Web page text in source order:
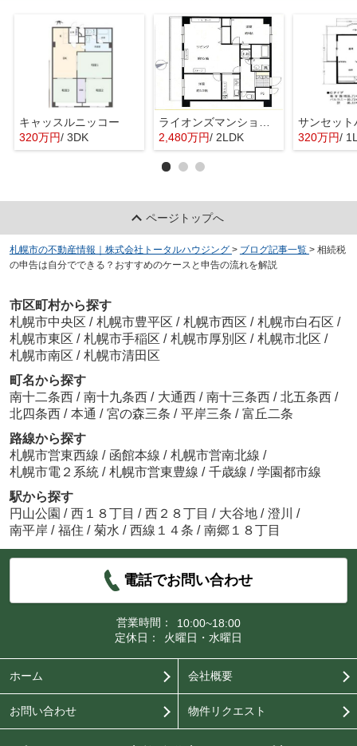
キャッスルニッコー
320万円/ 3DK
2,480万円/ 2LDK 320万円/
ページトップへ
札幌市の不動産情報｜株式会社トータルハウジング > ブログ記事一覧 > 相続税
の申告は自分でできる？おすすめのケースと申告の流れを解説
市区町村から探す
札幌市中央区 / 札幌市豊平区 / 札幌市西区 / 札幌市白石区 /
札幌市東区 / 札幌市手稲区 / 札幌市厚別区 / 札幌市北区 /
札幌市南区 / 札幌市清田区
町名から探す
南十二条西 / 南十九条西 / 大通西 / 南十三条西 / 北五条西 /
北四条西 / 本通 / 宮の森三条 / 平岸三条 / 富丘二条
路線から探す
札幌市営東西線 / 函館本線 / 札幌市営南北線 /
札幌市電２系統 / 札幌市営東豊線 / 千歳線 / 学園都市線
駅から探す
円山公園 / 西１８丁目 / 西２８丁目 / 大谷地 / 澄川
/
南平岸 / 福住 / 菊水 / 西線１４条 / 南郷１８丁目
電話でお問い合わせ
営業時間：
10:00~18:00
定休日：
火曜日・水曜日
ホーム 会社概要
お問い合わせ 物件リクエスト